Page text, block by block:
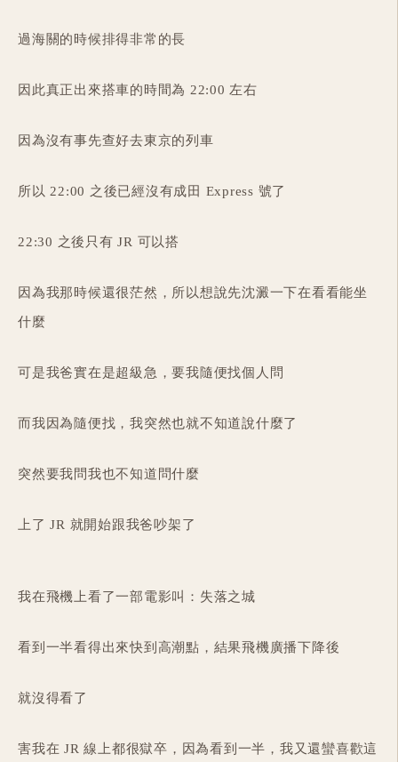
過海關的時候排得非常的長
因此真正出來搭車的時間為 22:00 左右
因為沒有事先查好去東京的列車
所以 22:00 之後已經沒有成田 Express 號了
22:30 之後只有 JR 可以搭
因為我那時候還很茫然，所以想說先沈澱一下在看看能坐
什麼
可是我爸實在是超級急，要我隨便找個人問
而我因為隨便找，我突然也就不知道說什麼了
突然要我問我也不知道問什麼
上了 JR 就開始跟我爸吵架了
我在飛機上看了一部電影叫：失落之城
看到一半看得出來快到高潮點，結果飛機廣播下降後
就沒得看了
害我在 JR 線上都很獄卒，因為看到一半，我又還蠻喜歡這